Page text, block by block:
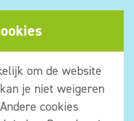
om de website
je niet weigeren
cookies